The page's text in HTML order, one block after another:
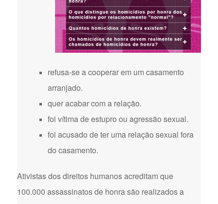
refusa-se a cooperar em um casamento
arranjado.
quer acabar com a relação.
foi vítima de estupro ou agressão sexual.
foi acusado de ter uma relação sexual fora
do casamento.
Ativistas dos direitos humanos acreditam que
100.000 assassinatos de honra são realizados a